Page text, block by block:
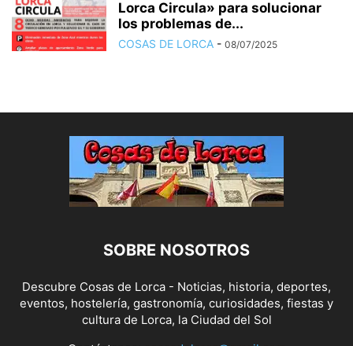
Lorca Circula» para solucionar
los problemas de...
COSAS DE LORCA - 08/07/2025
SOBRE NOSOTROS
Descubre Cosas de Lorca - Noticias, historia, deportes,
eventos, hostelería, gastronomía, curiosidades, fiestas y
cultura de Lorca, la Ciudad del Sol